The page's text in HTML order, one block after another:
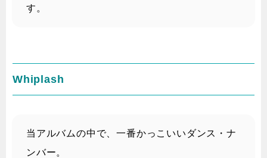
す。
Whiplash
当アルバムの中で、一番かっこいいダンス・ナ
ンバー。